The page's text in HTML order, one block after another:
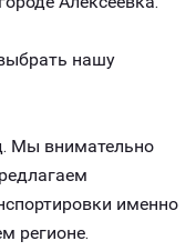
нашу
Мы внимательно
именно
регионе.